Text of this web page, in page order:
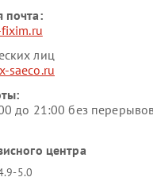
почта:
лиц
saeco.ru
до 21:00 без
центра
5.0